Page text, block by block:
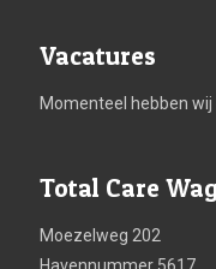
Vacatures
Momenteel hebben
Total Care
Moezelweg 202